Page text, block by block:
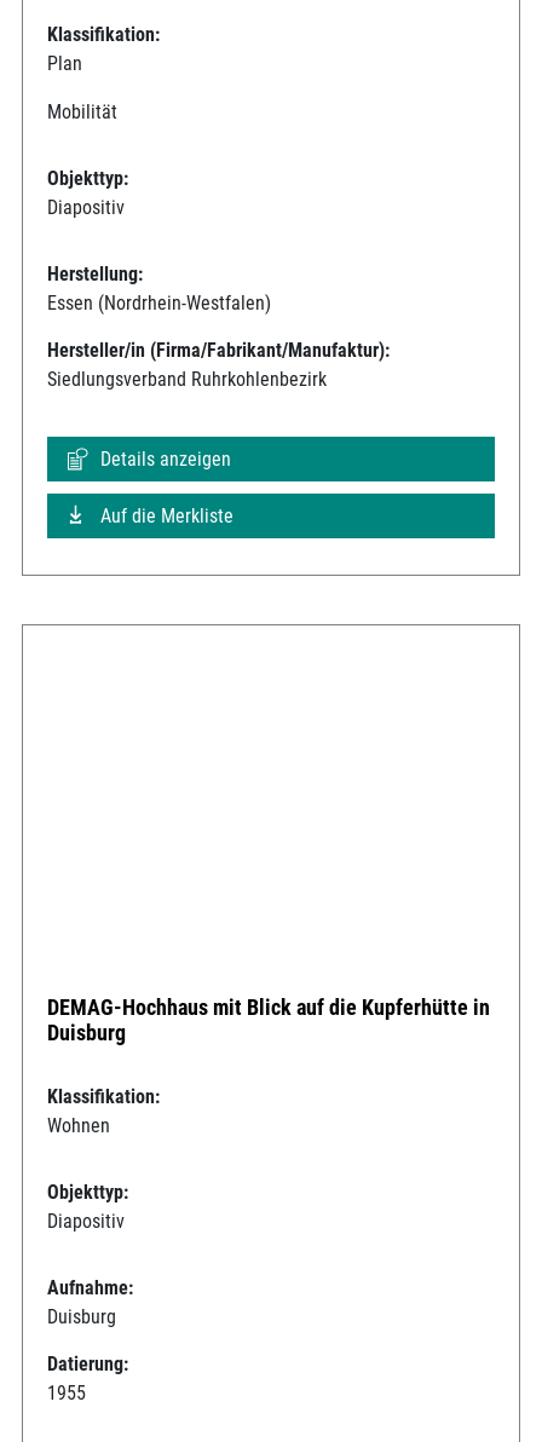
Klassifikation:
Plan
Mobilität
Objekttyp:
Diapositiv
Herstellung:
Essen (Nordrhein-Westfalen)
Hersteller/in (Firma/Fabrikant/Manufaktur):
Siedlungsverband Ruhrkohlenbezirk
Details anzeigen
Auf die Merkliste
DEMAG-Hochhaus mit Blick auf die Kupferhütte in
Duisburg
Klassifikation:
Wohnen
Objekttyp:
Diapositiv
Aufnahme:
Duisburg
Datierung:
1955